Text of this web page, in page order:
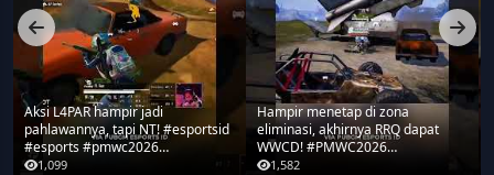
Aksi L4PAR hampir jadi
pahlawannya, tapi NT! #esportsid
#esports #pmwc2026
#pubgmobile #teamrrq
1,099
Hampir menetap di zona
eliminasi, akhirnya RRQ dapat
WWCD! #PMWC2026
#pubgmobile #teamrrq
1,582